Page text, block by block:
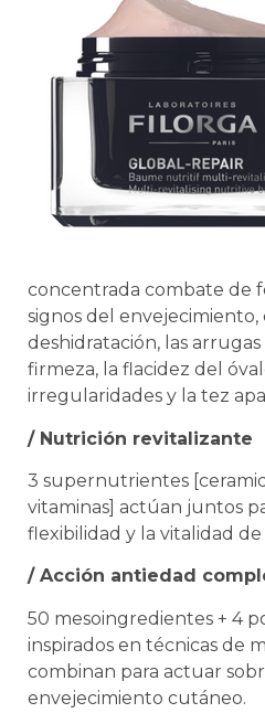
concentrada combate de
signos del envejecimiento,
deshidratación, las
firmeza, la flacidez del
irregularidades y la tez
/ Nutrición revitalizante
3 supernutrientes
vitaminas] actúan juntos
flexibilidad y la vitalidad de
/ Acción antiedad
50 mesoingredientes + 4
inspirados en técnicas de
combinan para actuar
envejecimiento cutáneo.